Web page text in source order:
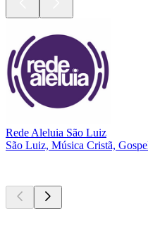
Rede Aleluia São Luiz
São Luiz, Música Cristã,